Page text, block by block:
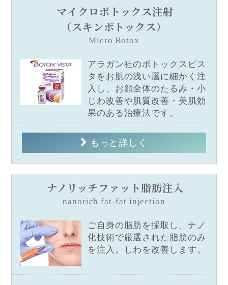
マイクロボトックス注射
（スキンボトックス）
Micro Botox
アラガン社のボトックスビス
タをお肌の浅い層に細かく注
入し、お顔全体のたるみ・小
じわ改善や肌質改善・美肌効
果のある治療法です。
もっと詳しく
ナノリッチファット脂肪注入
nanorich fat-fat injection
ご自身の脂肪を採取し、ナノ
化技術で厳選された脂肪のみ
を注入。しわを改善します。